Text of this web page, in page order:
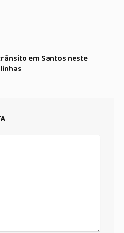
em Santos neste